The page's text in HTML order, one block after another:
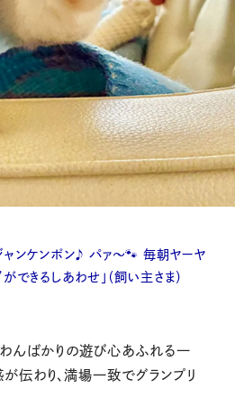
ャンケンポン♪ パァ〜🐾 毎朝ヤーヤ
できるしあわせ」（飼い主さま）
わんばかりの遊び心あふれる一
伝わり、満場一致でグランプリ